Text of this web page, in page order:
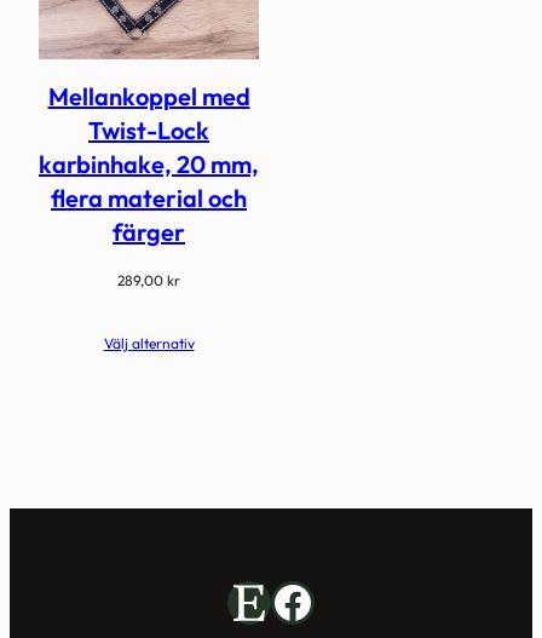
Mellankoppel med
Twist-Lock
karbinhake, 20 mm,
flera material och
färger
289,00 kr
Välj alternativ
EtsyFacebook